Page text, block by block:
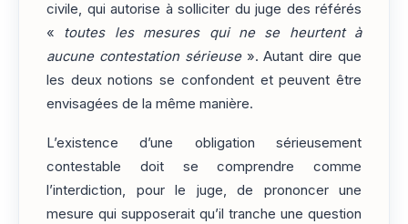
civile, qui autorise à solliciter du juge des référés
« toutes les mesures qui ne se heurtent à
aucune contestation sérieuse». Autant dire que
les deux notions se confondent et peuvent être
envisagées de la même manière.
L’existence d’une obligation sérieusement
contestable doit se comprendre comme
l’interdiction, pour le juge, de prononcer une
mesure qui supposerait qu’il tranche une question